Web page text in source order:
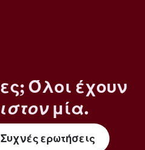
Όλοι έχουν
μία.
ερωτήσεις